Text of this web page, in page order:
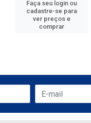
Faça seu login ou
cadastre-se para
ver preços e
comprar